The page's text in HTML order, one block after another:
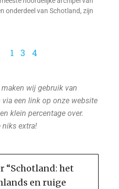
onderdeel van Schotland, zijn
1 3 4
wij gebruik van
een link op onze website
klein percentage over.
niks extra!
“Schotland: het
en ruige